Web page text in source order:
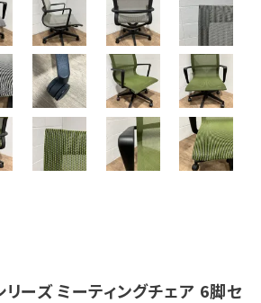
ーズ ミーティングチェア 6脚セ